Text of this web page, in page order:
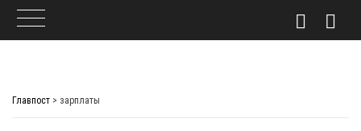
Главпост > зарплаты